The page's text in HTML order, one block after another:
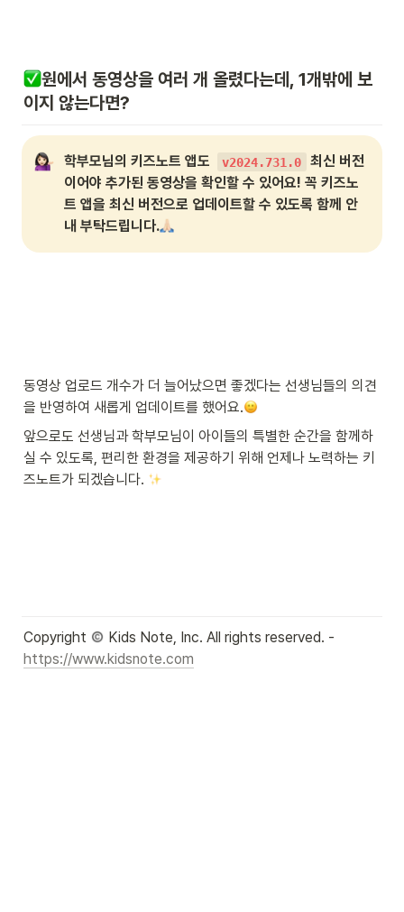
원에서 동영상을 여러 개 올렸다는데, 1개밖에 보
이지 않는다면?
학부모님의 키즈노트 앱도 v2024.731.0
최신 버전
이어야 추가된 동영상을 확인할 수 있어요! 꼭 키즈노
트 앱을 최신 버전으로 업데이트할 수 있도록 함께 안
내 부탁드립니다.
동영상 업로드 개수가 더 늘어났으면 좋겠다는 선생님들의 의견
을 반영하여 새롭게 업데이트를 했어요.
앞으로도 선생님과 학부모님이 아이들의 특별한 순간을 함께하
실 수 있도록, 편리한 환경을 제공하기 위해 언제나 노력하는 키
즈노트가 되겠습니다.
Copyright
https://www.kidsnote.com